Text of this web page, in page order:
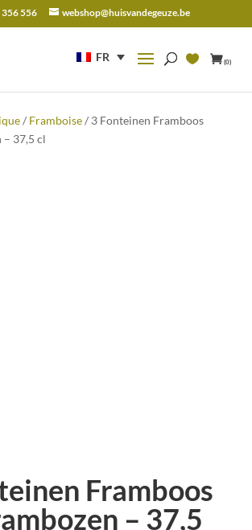
556 webshop@huisvandegeuze.be
FR (0)
/ Framboise/ 3 Fonteinen Framboos
37,5 cl
Framboos
– 37,5